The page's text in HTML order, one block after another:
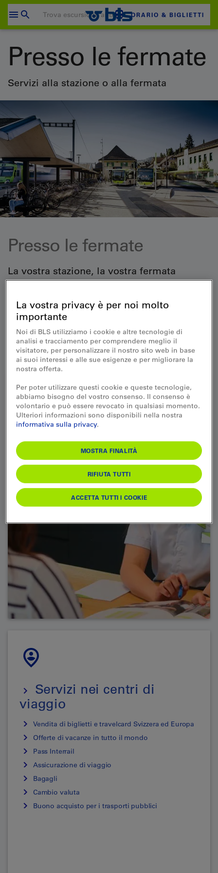
Salta
ORARIO & BIGLIETTI
CARRELLO
Login
Presso le fermate
Servizi alla stazione o alla fermata
Presso le fermate
La vostra stazione, la vostra fermata
troverete informazioni sui servizi disponibili nelle nostre
stazioni ferroviarie.
completi delle stazioni e beneficiare della nostra consulenza
personalizzata di prima classe.
Servizi nei centri di
viaggio
Vendita di biglietti e travelcard Svizzera ed Europa
Offerte di vacanze in tutto il mondo
Pass Interrail
Assicurazione di viaggio
Bagagli
Cambio valuta
Buono acquisto per i trasporti pubblici
La vostra privacy è per noi molto
importante
Noi di BLS utilizziamo i cookie e altre tecnologie di
analisi e tracciamento per comprendere meglio il
visitatore, per personalizzare il nostro sito web in base
ai suoi interessi e alle sue esigenze e per migliorare la
nostra offerta.
Per poter utilizzare questi cookie e queste tecnologie,
abbiamo bisogno del vostro consenso. Il consenso è
volontario e può essere revocato in qualsiasi momento.
Ulteriori informazioni sono disponibili nella nostra
informativa sulla privacy.
MOSTRA FINALITÀ
RIFIUTA TUTTI
ACCETTA TUTTI I COOKIE